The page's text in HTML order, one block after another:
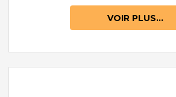
VOIR PLUS...